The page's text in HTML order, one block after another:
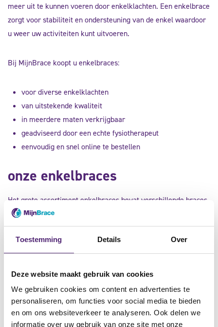
Toestemming Details Over
Deze website maakt gebruik van cookies
We gebruiken cookies om content en advertenties te
personaliseren, om functies voor social media te bieden
en om ons websiteverkeer te analyseren. Ook delen we
informatie over uw gebruik van onze site met onze
meer uit te kunnen voeren door enkelklachten. Een enkelbrace
zorgt voor stabiliteit en ondersteuning van de enkel waardoor
u weer uw activiteiten kunt uitvoeren.
Bij MijnBrace koopt u enkelbraces:
voor diverse enkelklachten
van uitstekende kwaliteit
in meerdere maten verkrijgbaar
geadviseerd door een echte fysiotherapeut
eenvoudig en snel online te bestellen
onze enkelbraces
Het grote assortiment enkelbraces bevat verschillende braces
die optimaal zijn voor specifieke enkelklachten. Graag lichten
we een aantal artikelen uit ons aanbod uit.